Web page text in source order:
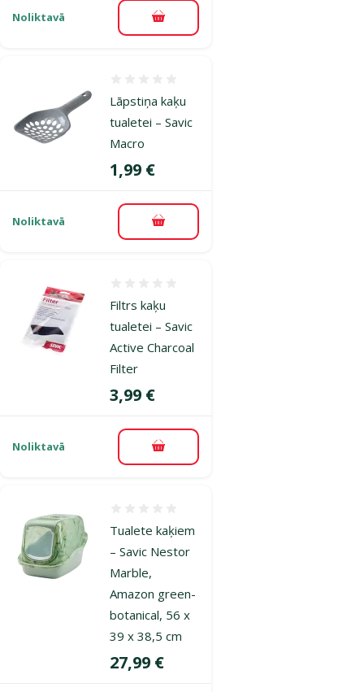
Noliktavā Pievienot grozam
Lāpstiņa kaķu
tualetei – Savic
Macro
Cena
1,99 €
Noliktavā Pievienot grozam
Filtrs kaķu
tualetei – Savic
Active Charcoal
Filter
Cena
3,99 €
Noliktavā Pievienot grozam
Tualete kaķiem
– Savic Nestor
Marble,
Amazon green-
botanical, 56 x
39 x 38,5 cm
Cena
27,99 €